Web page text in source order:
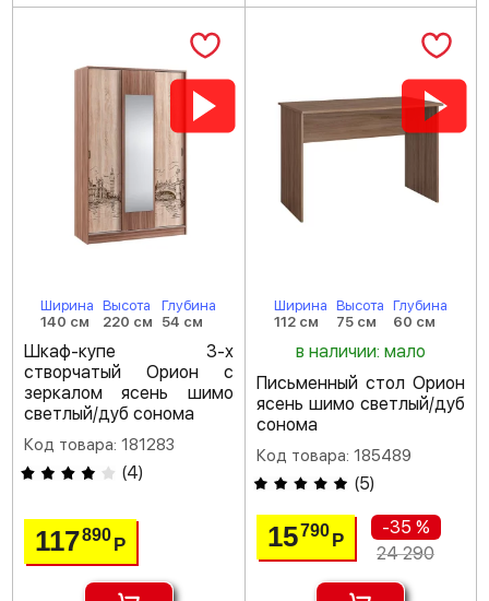
Ширина
140 см
Высота
220 см
Глубина
54 см
Шкаф-купе 3-х
створчатый Орион с
зеркалом ясень шимо
светлый/дуб сонома
Код товара: 181283
(4)
117890Р
Ширина
112 см
Высота
75 см
Глубина
60 см
в наличии: мало
Письменный стол Орион
ясень шимо светлый/дуб
сонома
Код товара: 185489
(5)
15790 Р
-35 %
24 290